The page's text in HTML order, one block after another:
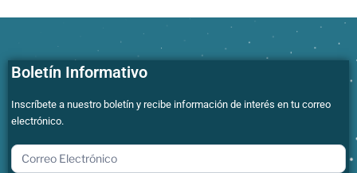
Boletín Informativo
Inscríbete a nuestro boletín y recibe información de interés en tu correo
electrónico.
boletin